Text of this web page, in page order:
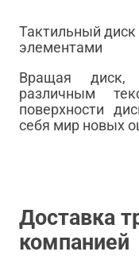
Тактильный
элементами
Вращая диск,
различным
поверхности
себя мир новых
Доставка
компанией